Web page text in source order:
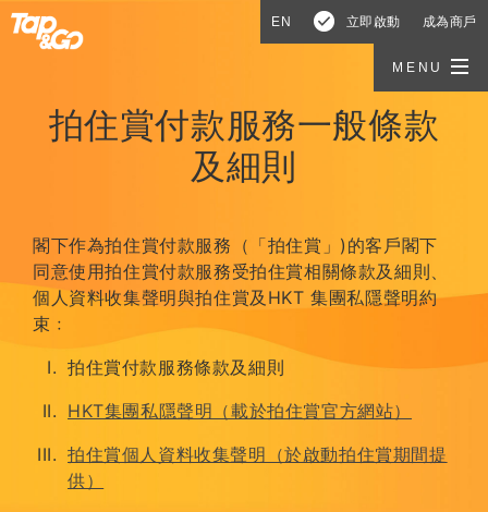
EN 立即啟動 成為商戶
MENU
拍住賞付款服務一般條款
及細則
閣下作為拍住賞付款服務（「拍住賞」)的客戶閣下
同意使用拍住賞付款服務受拍住賞相關條款及細則、
個人資料收集聲明與拍住賞及HKT 集團私隱聲明約
束﹕
拍住賞付款服務條款及細則
HKT集團私隱聲明（載於拍住賞官方網站）
拍住賞個人資料收集聲明（於啟動拍住賞期間提
供）